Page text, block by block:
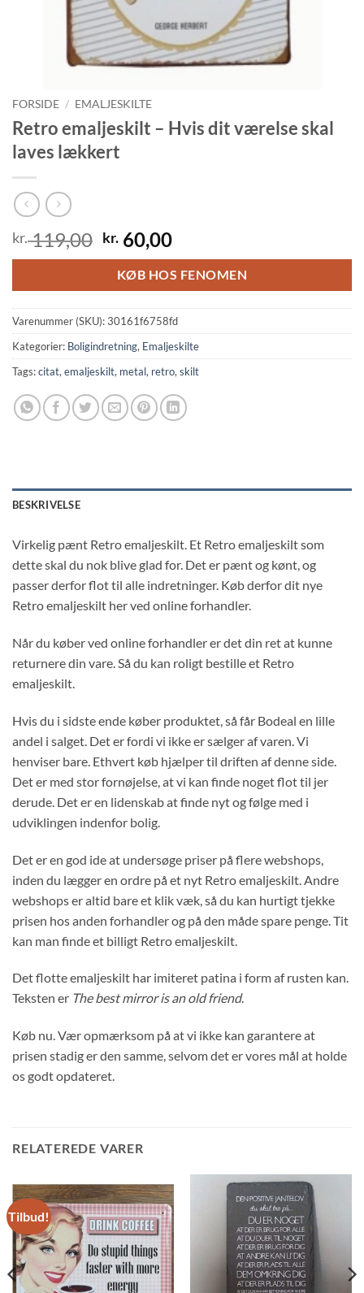
FORSIDE / EMALJESKILTE
Retro emaljeskilt – Hvis dit værelse skal
laves lækkert
kr.119,00 Den
oprindelige
pris
var:
kr. 119,00.
kr. 60,00Den
aktuelle
pris
er:
kr. 60,00.
KØB HOS FENOMEN
Varenummer (SKU):30161f6758fd
Kategorier: Boligindretning, Emaljeskilte
Tags:citat,emaljeskilt, metal, retro,skilt
BESKRIVELSE
Virkelig pænt Retro emaljeskilt. Et Retro emaljeskilt som
dette skal du nok blive glad for. Det er pænt og kønt, og
passer derfor flot til alle indretninger. Køb derfor dit nye
Retro emaljeskilt her ved online forhandler.
Når du køber ved online forhandler er det din ret at kunne
returnere din vare. Så du kan roligt bestille et Retro
emaljeskilt.
Hvis du i sidste ende køber produktet, så får Bodeal en lille
andel i salget. Det er fordi vi ikke er sælger af varen. Vi
henviser bare. Ethvert køb hjælper til driften af denne side.
Det er med stor fornøjelse, at vi kan finde noget flot til jer
derude. Det er en lidenskab at finde nyt og følge med i
udviklingen indenfor bolig.
Det er en god ide at undersøge priser på flere webshops,
inden du lægger en ordre på et nyt Retro emaljeskilt. Andre
webshops er altid bare et klik væk, så du kan hurtigt tjekke
prisen hos anden forhandler og på den måde spare penge. Tit
kan man finde et billigt Retro emaljeskilt.
Det flotte emaljeskilt har imiteret patina i form af rusten kan.
Teksten er The best mirror is an old friend.
Køb nu. Vær opmærksom på at vi ikke kan garantere at
prisen stadig er den samme, selvom det er vores mål at holde
os godt opdateret.
RELATEREDE VARER
Tilbud!